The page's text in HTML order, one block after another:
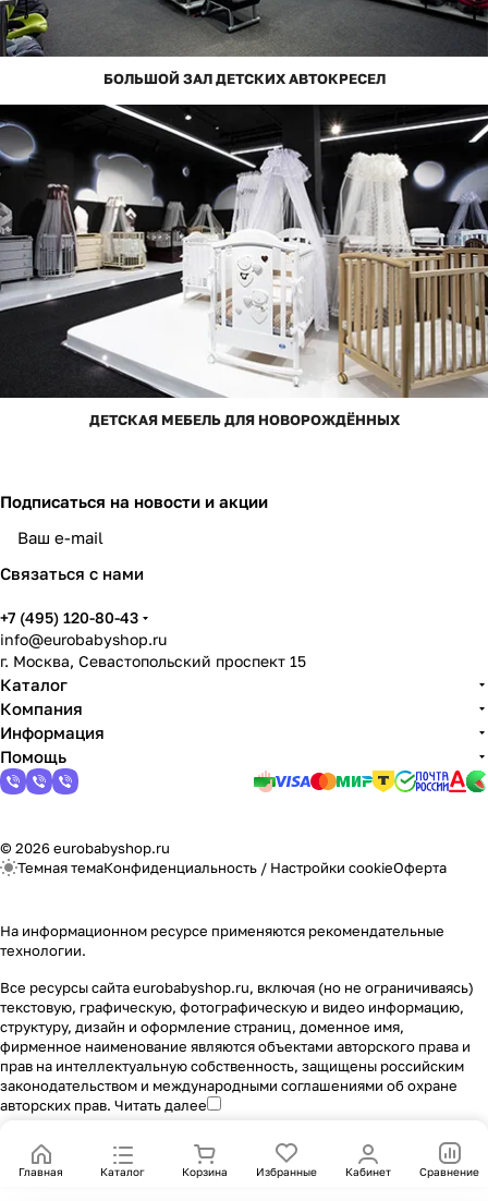
БОЛЬШОЙ ЗАЛ ДЕТСКИХ АВТОКРЕСЕЛ
ДЕТСКАЯ МЕБЕЛЬ ДЛЯ НОВОРОЖДЁННЫХ
Подписаться на новости и акции
Связаться с нами
+7 (495) 120-80-43
info@eurobabyshop.ru
г. Москва, Севастопольский проспект 15
Каталог
Компания
Информация
Помощь
© 2026 eurobabyshop.ru
Темная темаКонфиденциальность / Настройки cookieОферта
На информационном ресурсе применяются рекомендательные
технологии.
Все ресурсы сайта eurobabyshop.ru, включая (но не ограничиваясь)
текстовую, графическую, фотографическую и видео информацию,
структуру, дизайн и оформление страниц, доменное имя,
фирменное наименование являются объектами авторского права и
прав на интеллектуальную собственность, защищены российским
законодательством и международными соглашениями об охране
авторских прав. Читать далее
Главная Каталог Корзина Избранные Кабинет Сравнение